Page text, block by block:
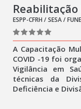
Reabilitação
ESPP-CFRH / SESA /
A Capacitação
COVID -19 foi
Vigilância em
técnicas da
Deficiência e